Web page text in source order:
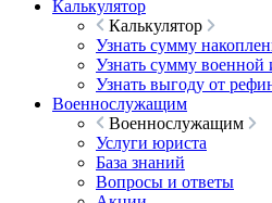
Калькулятор
Калькулятор
Узнать сумму
Узнать сумму военной
Узнать выгоду от
Военнослужащим
Военнослужащим
Услуги юриста
База знаний
Вопросы и ответы